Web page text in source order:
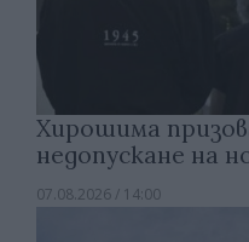
Хирошима
недопускане на
07.08.2026 / 14:00